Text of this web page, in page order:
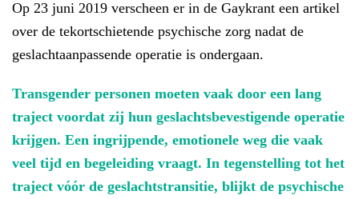
Op 23 juni 2019 verscheen er in de Gaykrant een artikel
over de tekortschietende psychische zorg nadat de
geslachtaanpassende operatie is ondergaan.
Transgender personen moeten vaak door een lang
traject voordat zij hun geslachtsbevestigende operatie
krijgen. Een ingrijpende, emotionele weg die vaak
veel tijd en begeleiding vraagt. In tegenstelling tot het
traject vóór de geslachtstransitie, blijkt de psychische